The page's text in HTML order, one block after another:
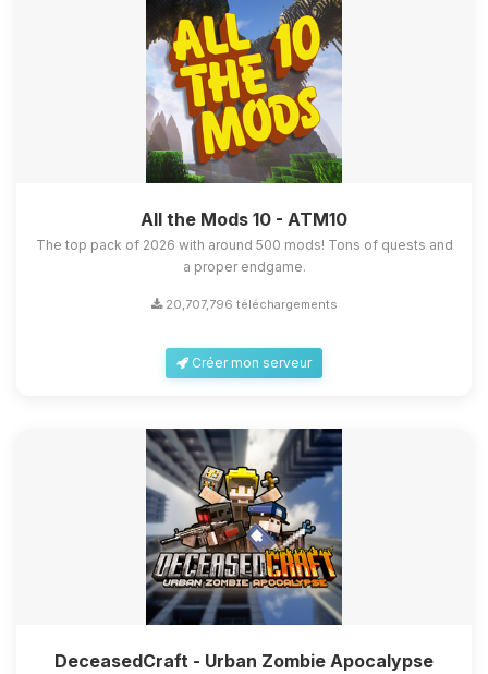
All the Mods 10 - ATM10
The top pack of 2026 with around 500 mods! Tons of quests and
a proper endgame.
20,707,796 téléchargements
Créer mon serveur
DeceasedCraft - Urban Zombie Apocalypse